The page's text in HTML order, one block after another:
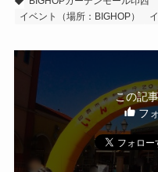
イベント（場所：BIGHOP）
この記
フ